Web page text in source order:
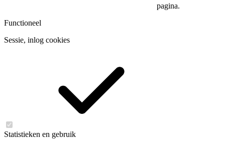
pagina.
Functioneel
Sessie, inlog cookies
Statistieken en gebruik